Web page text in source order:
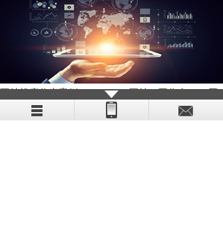
五轴机床仿真案例：XYZ+BC 五轴（工作台 B/C 回